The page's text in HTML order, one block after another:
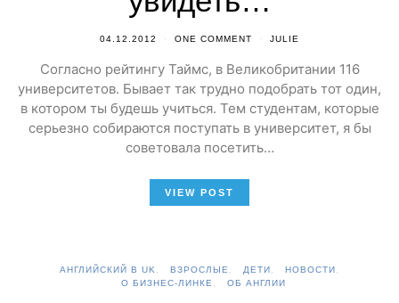
04.12.2012 ONE COMMENT JULIE
Согласно рейтингу Таймс, в Великобритании 116
университетов. Бывает так трудно подобрать тот один,
в котором ты будешь учиться. Тем студентам, которые
серьезно собираются поступать в университет, я бы
советовала посетить…
VIEW POST
АНГЛИЙСКИЙ В UK ВЗРОСЛЫЕ ДЕТИ
НОВОСТИ
О БИЗНЕС-ЛИНКЕ
ОБ АНГЛИИ